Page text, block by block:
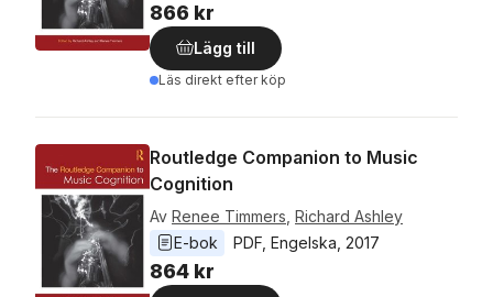
866 kr
Lägg till
Läs direkt efter köp
Routledge Companion to Music
Cognition
Av Renee Timmers Richard Ashley
E-bok
PDF Engelska 2017
864 kr